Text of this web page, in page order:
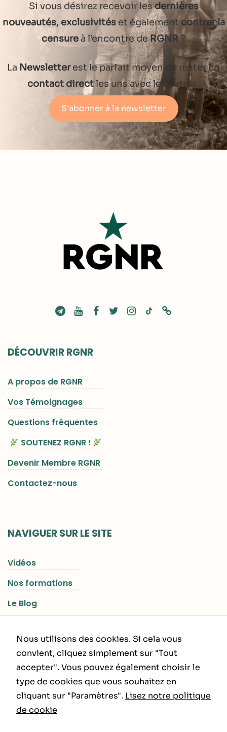
Si vous désirez recevoir lesdernières
nouveautés, exclusivitéset également contrer la
censureà l’encontre deRGNR?
La Newsletterest le parfait moyen de rester en
contact directles uns avec les autres.
S'abonner à la newsletter
DÉCOUVRIR RGNR
A propos de RGNR
Vos Témoignages
Questions fréquentes
SOUTENEZ RGNR !
Devenir Membre RGNR
Contactez-nous
NAVIGUER SUR LE SITE
Vidéos
Nos formations
Le Blog
INFORMATIONS LÉGALES
Politique de Confidentialité
Nous utilisons des cookies. Si cela vous
convient, cliquez simplement sur "Tout
accepter". Vous pouvez également choisir le
type de cookies que vous souhaitez en
cliquant sur "Paramètres". Lisez notre politique
de cookie